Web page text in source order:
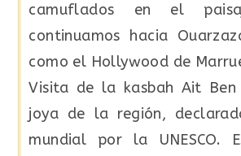
camuflados en el
continuamos hacia
como el Hollywood de
Visita de la kasbah Ait Ben
joya de la región,
mundial por la UNESCO.